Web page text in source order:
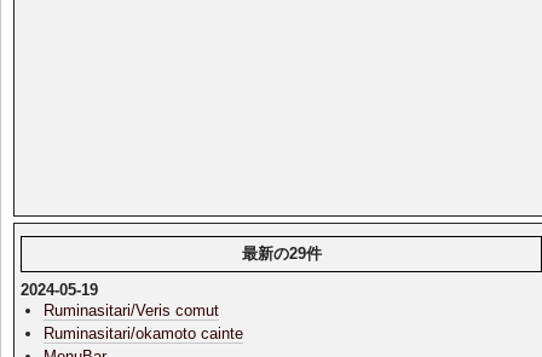
最新の29件
2024-05-19
Ruminasitari/Veris comut
Ruminasitari/okamoto cainte